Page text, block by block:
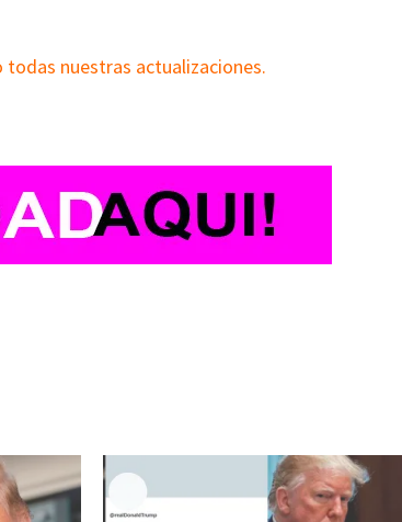
todas nuestras actualizaciones.